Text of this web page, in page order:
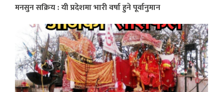
मनसुन सक्रिय : यी प्रदेशमा भारी वर्षा हुने पूर्वानुमान